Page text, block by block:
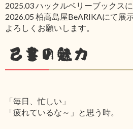
2025.03 ハックルベリーブックス
2026.05 柏高島屋BeARIKAにて展
よろしくお願いします。
己書の魅力
「毎日、忙しい」
「疲れているな～」と思う時。